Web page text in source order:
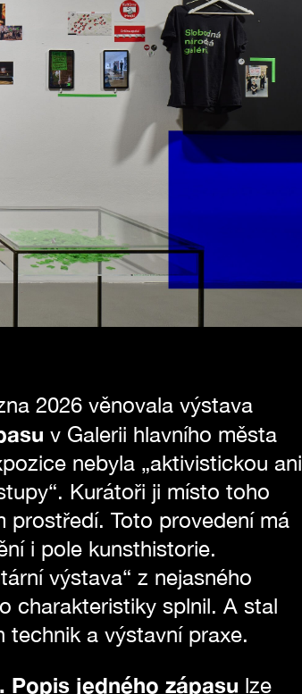
2026 věnovala výstava
v Galerii hlavního města
nebyla „aktivistickou ani
Kurátoři ji místo toho
prostředí. Toto provedení má
i pole kunsthistorie.
výstava“ z nejasného
charakteristiky splnil. A stal
technik a výstavní praxe.
Popis jedného zápasu lze